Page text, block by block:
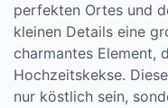
perfekten Ortes und
kleinen Details eine
charmantes Element,
Hochzeitskekse.
nur köstlich sein,